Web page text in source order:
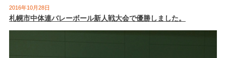
2016年10月28日
札幌市中体連バレーボール新人戦大会で優勝しました。